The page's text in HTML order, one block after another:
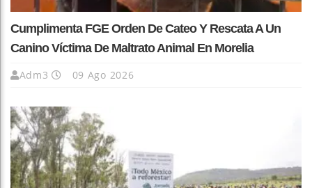
Cumplimenta FGE Orden De Cateo Y Rescata A Un
Canino Víctima De Maltrato Animal En Morelia
Adm3 09 Ago 2026